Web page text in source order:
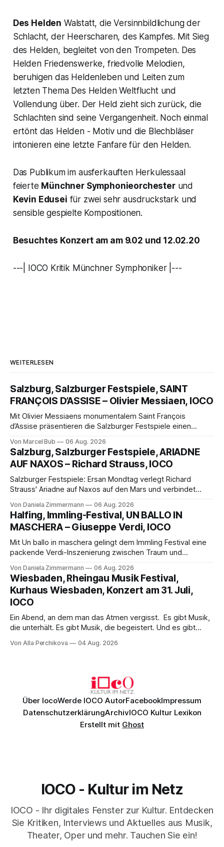
Des Helden Walstatt, die Versinnbildlichung der
Schlacht, der Heerscharen, des Kampfes. Mit Sieg
des Helden, begleitet von den Trompeten. Des
Helden Friedenswerke, friedvolle Melodien,
beruhigen das Heldenleben und Leiten zum
letzten Thema Des Helden Weltflucht und
Vollendung über. Der Held zieht sich zurück, die
Schlachten sind seine Vergangenheit. Noch einmal
ertönt das Helden - Motiv und die Blechbläser
intonieren eine letzte Fanfare für den Helden.
Das Publikum im ausferkauften Herkulessaal
feierte Münchner Symphonieorchesterund
Kevin Edusei für zwei sehr ausdruckstark und
sensible gespielte Kompositionen.
Besuchtes Konzert am am 9.02 und 12.02.20
---| IOCO Kritik Münchner Symphoniker |---
WEITERLESEN
Salzburg, Salzburger Festspiele, SAINT
FRANÇOIS D’ASSISE – Olivier Messiaen, IOCO
Mit Olivier Messiaens monumentalem Saint François
d’Assise präsentieren die Salzburger Festspiele einen
eine bildgewaltige Inszenierung, Maxime Pascal entfaltet
die komplexe Partitur eindrucksvoll, Philippe Sly berührt als
Franziskus.
Von Marcel Bub 06 Aug. 2026
Salzburg, Salzburger Festspiele, ARIADNE
AUF NAXOS – Richard Strauss, IOCO
Salzburger Festspiele: Ersan Mondtag verlegt Richard
Strauss' Ariadne auf Naxos auf den Mars und verbindet
Aufführung mit starken Solisten und den Wiener
Philharmonikern, szenisch bleibt der zweite Akt jedoch
hinter den Erwartungen zurück.
Von Daniela Zimmermann 06 Aug. 2026
Halfing, Immling-Festival, UN BALLO IN
MASCHERA – Giuseppe Verdi, IOCO
Mit Un ballo in maschera gelingt dem Immling Festival eine
packende Verdi-Inszenierung zwischen Traum und
psychologische Tiefe mit starken Bildern, getragen von
einem spielfreudigen Ensemble und einer musikalisch
überzeugenden Gesamtleistung.
Von Daniela Zimmermann 06 Aug. 2026
Wiesbaden, Rheingau Musik Festival,
Kurhaus Wiesbaden, Konzert am 31. Juli,
IOCO
Ein Abend, an dem man das Atmen vergisst. Es gibt Musik,
die unterhält. Es gibt Musik, die begeistert. Und es gibt
Genau so war der Abend im Kurhaus Wiesbaden, an dem
Von Alla Perchikova 04 Aug. 2026
Über IocoWerde IOCO AutorFacebookImpressum
DatenschutzerklärungArchivIOCO Kultur Lexikon
Erstellt mit Ghost
IOCO - Kultur im Netz
IOCO - Ihr digitales Fenster zur Kultur. Entdecken
Sie Kritiken, Interviews und Aktuelles aus Musik,
Theater, Oper und mehr. Tauchen Sie ein!